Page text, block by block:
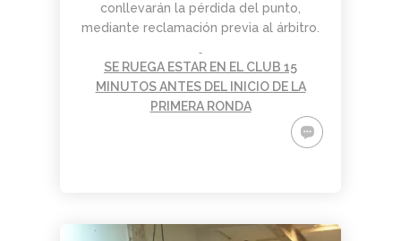
conllevarán la pérdida del punto,
mediante reclamación previa al árbitro.
SE RUEGA ESTAR EN EL CLUB 15
MINUTOS ANTES DEL INICIO DE LA
PRIMERA RONDA